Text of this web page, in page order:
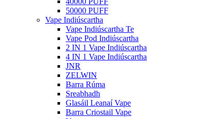
50000 PUFF
Vape Indiúscartha
Vape Indiúscartha Te
Vape Pod Indiúscartha
2 IN 1 Vape Indiúscartha
4 IN 1 Vape Indiúscartha
JNR
ZELWIN
Barra Rúma
Sreabhadh
Glasáil Leanaí Vape
Barra Criostail Vape